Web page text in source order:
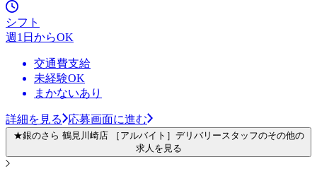
シフト
週1日からOK
交通費支給
未経験OK
まかないあり
詳細を見る 応募画面に進む
★銀のさら 鶴見川崎店 ［アルバイト］デリバリースタッフのその他の
求人を見る